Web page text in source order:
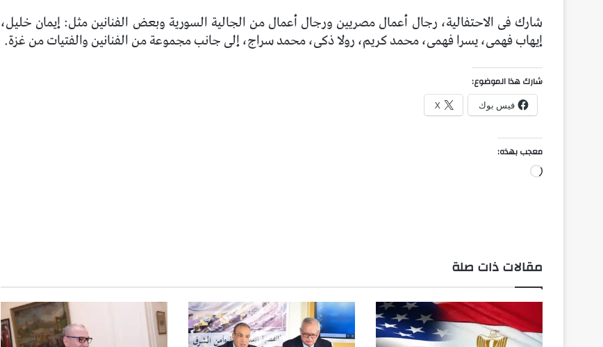
شارك فى الاحتفالية، رجال أعمال مصريين ورجال أعمال من الجالية السورية وبعض الفنانين مثل: إيمان خليل،
إيهاب فهمى، يسرا فهمى، محمد كريم، رولا ذكى، محمد سراج، إلى جانب مجموعة من الفنانين والفتيات من غزة.
شارك هذا الموضوع:
فيس بوك X
معجب بهذه:
جاري
مقالات ذات صلة